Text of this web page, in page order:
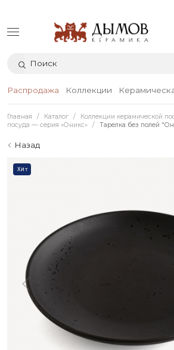
Распродажа Коллекции
Главная Каталог Коллекции керамической
посуда — серия «Оникс»
Тарелка без полей
Назад
Хит